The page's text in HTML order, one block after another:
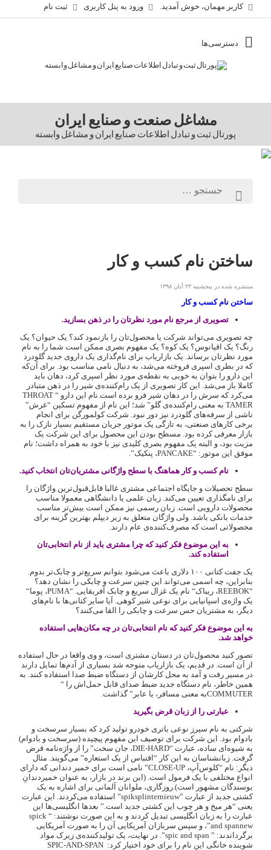
کاربر مهمان، خوش آمدید. ورود به پنل کاربری ثبت نام
مشاغل صنعت و صنایع ایران
پورتال ثبت و تبادل اطلاعات صنایع ایران و مشاغل وابسته
ساختن نام کسب و کار
منتشره شده در پنجشنبه ۲۳ آبان ۱۳۹۸
ساختن نام کسب و کار
تصویری از مرجع نام مورد نظرتان را در ذهن بسازید.
چه تصویری می‌تواند شرکت یا محصول‌تان را بازنمود کند؟ یک حیوان؟ یک
رنگ؟ یک اقیانوس؟ یک کوه؟ یک مفهوم بصری ممکن است شما را به نام
مورد نظرتان برساند. یک بازاریاب برای نام‌گذاری یک داروی جدید گلودرد
که در بطری اسپری فروخته می‌شد، به دنبال نامی مناسب بود. برای آن‌که
این دارو را بتوان به خوبی به نقطه‌ی مورد نظر اسپری کرد، دهان باید
کاملا باز می‌شد. این کار تصویری از یک رام‌کننده‌ی شیر را در ذهن متبادر
می‌کرد که سرش را در دهان شیر فرو برده است.نام این دارو “‌ THROAT
TAMER به معنی رام‌کننده‌ی گلو‌”‌ شد؛ این نام از مفهوم تسکین “‌غرش‌”
ناشی از سرفه‌های گلودرد نیز دور نبود. شرکت کولمورگن برای انجام
برخی کارهای صنعتی، به تازگی یک موتور جریان مستقیم بسیار نازک را به
بازار معرفی کرده بود. مسطح بودن این محصول برای این شرکت یک
مزیت بود، و البته یک مفهوم بصری کلیدی نیز با خود به همراه داشت؛ نام
موفق این موتور: “PANCAKE، پنکیک‌”‌‌.
نام کسب و کار هماهنگ با سطح واژگانی مشتریان‌تان انتخاب کنید.
سطح تحصیلات و جایگاه اجتماعی مشتری غالبا قابل‌قبول‌ترین واژگان را
برای نامگذاری تعیین می‌کند. زبان علمی یا دانشگاهی معمولا مناسب
محصولات دارویی است. زبان رسمی نیز ممکن است بیش‌تر مناسب
خدمات بانکی باشد. ولی واژگان متعلق به زیر دیپلم بهترین گزینه برای
محصولاتی است که مصرف‌کننده‌ی عام دارند.
به این موضوع فکر کنید که چرا مشتری باید از نام انتخابی‌تان
استفاده کند.
یک جفت کتانی ۱۰۰ دلاری باعث می‌شود بتوانم سریع‌تر و چابک‌تر بدوم.
بنابراین، چه اسمی می‌تواند این چنین سرعت و چابکی را نشان دهد؟
“‌REEBOK، ریباک‌“‌ نام یک غزال سریع و چابک آفریقایی. “PUMA، پوما‌“‌
یک واژه‌ی اسپانیایی برای نوعی شیر کوهی. آیا سایر کتانی‌ها با نام‌های
دیگر، به مشتریان حس سرعت و چابکی را القا می‌کنند؟
به این موضوع فکر کنید که نام انتخابی‌تان در چه مکان‌هایی استفاده
خواهد شد.
تصور کنید محصول‌تان در دستان مشتری است، و وی واقعا در حال استفاده
از آن است. در قدیم، یک بازاریاب متوجه شد بسیاری از آدم‌ها تمایل دارند
در مسیر رفت و آمد به محل کارشان از دستگاه ضبط صدا استفاده کنند. به
همین خاطر، نام دستگاه جدید ضبط صدای قابل حمل‌اش را “‌
COMMUTERبه معنی مسافر، یا عابر‌” گذاشت.
عبارتی را از زبان قرض بگیرید
شرکتی به نام سیرز نوعی باتری خودرو تولید کرد که بسیار سرسخت و
بادوام بود. این شرکت برای توصیف این مفهوم پیچیده (سرسخت و بادوام)
به شیوه‌ای ساده، عبارت “‌DIE-HARD، جان سخت‌”‌ را از واژه‌نامه قرض
گرفت. زبانشناسان به این کار “‌اقتباس از یک استعاره‌”‌ می‌گویند. مثال
دیگر: نام “کلوس‌آپ، CLOSE-UP”‌ نامی است برای خمیر دندانی که دارای
انواع مختلفی با یک فرمول است. (این برند در بازار، به عنوان خمیردندانِ
بوسندگان مشهور است).روزگاری، ملوانان آلمانی برای اشاره به یک
کشتی جدید از عبارت ‌”‌spiksplinternieuw‌”‌ استفاده می‌کردند. این عبارت
یعنی “هر میخ و هر چوب این کشتی جدید است.‌”‌ بعدها انگلیسی‌ها این
عبارت را به زبان انگلیسی تبدیل کردند و به این صورت نوشتند: “‌ spick
and spannew‌”‌، و سپس سربازان آمریکایی آن را به صورت آمریکایی
برگرداندند: ” spic and span‌”‌. در نهایت، یک تولیدکننده‌ی زیرک مواد
شوینده خانگی این نام را برای خود اختیار کرد: ‌ SPIC-AND-SPAN